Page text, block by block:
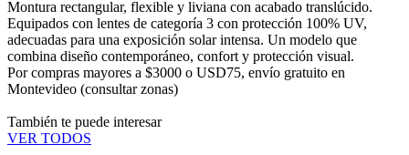
Montura rectangular, flexible y liviana con acabado translúcido.
Equipados con lentes de categoría 3 con protección 100% UV,
adecuadas para una exposición solar intensa. Un modelo que
combina diseño contemporáneo, confort y protección visual.
Por compras mayores a $3000 o USD75, envío gratuito en
Montevideo (consultar zonas)
También te puede interesar
VER TODOS